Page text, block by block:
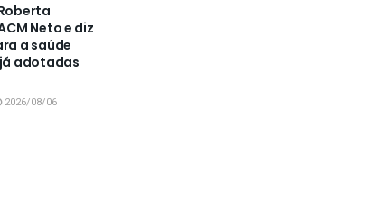
Neto e diz
a saúde
adotadas
2026/08/06